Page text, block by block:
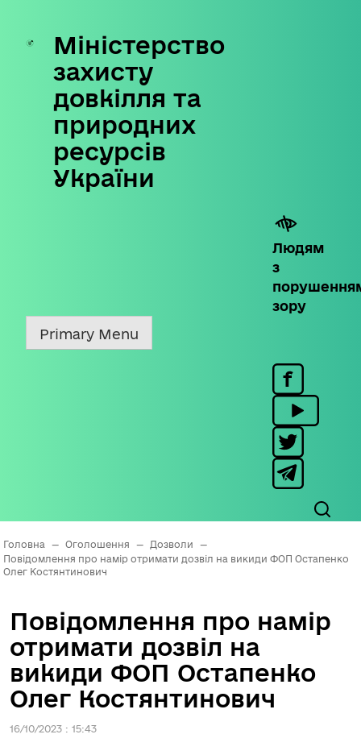
Skip
content
Міністерство
захисту
довкілля та
природних
ресурсів
України
Людям
з
зору
Primary Menu
Головна — Оголошення — Дозволи
—
Повідомлення про намір отримати дозвіл на викиди ФОП Остапенко
Олег Костянтинович
Повідомлення про намір
отримати дозвіл на
викиди ФОП Остапенко
Олег Костянтинович
16/10/2023 : 15:43